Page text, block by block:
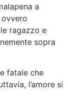
a
ragazzo e
sopra
fatale che
l’amore si